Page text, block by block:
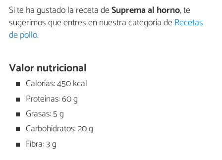
Si te ha gustado la receta deSuprema al horno, te
sugerimos que entres en nuestra categoría deRecetas
de pollo.
Valor nutricional
Calorías: 450 kcal
Proteínas: 60 g
Grasas: 5 g
Carbohidratos: 20 g
Fibra: 3 g